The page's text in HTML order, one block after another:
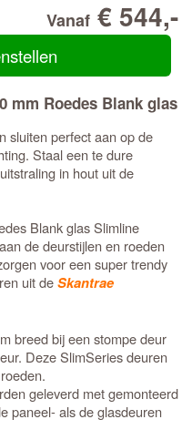
Vanaf € 544,-
mm Roedes Blank glas
sluiten perfect aan op de
Staal een te dure
in hout uit de
Blank glas Slimline
de deurstijlen en roeden
voor een super trendy
uit deSkantrae
breed bij een stompe deur
Deze SlimSeries deuren
geleverd met gemonteerd
paneel- als de glasdeuren